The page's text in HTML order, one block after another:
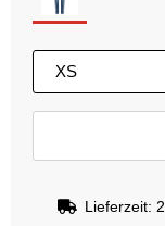
XS
Lieferzeit: